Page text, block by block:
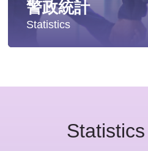
警政統計
Statistics
新北市重要警政統計指標
Statistics